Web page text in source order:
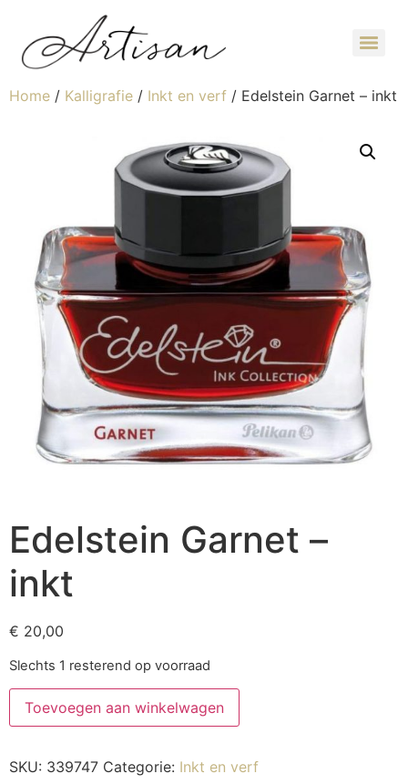
Home / Kalligrafie / Inkt en verf / Edelstein Garnet – inkt
Edelstein Garnet –
inkt
€ 20,00
Slechts 1 resterend op voorraad
Toevoegen aan winkelwagen
SKU: 339747 Categorie: Inkt en verf